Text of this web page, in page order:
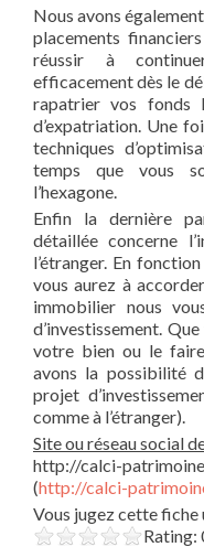
Nous avons
placements
réussir à
efficacement dès le
rapatrier vos
d’expatriation. Une
techniques
temps que vous
l’hexagone.
Enfin la dernière
détaillée concerne
l’étranger. En
vous aurez à
immobilier nous
d’investissement.
votre bien ou le
avons la possibilité
projet
comme à l’étranger).
Site ou réseau social
http://calci-
(http://calci-
Vous jugez cette fiche
Rating: